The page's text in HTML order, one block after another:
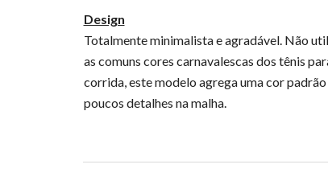
Design
Totalmente minimalista e agradável. Não
as comuns cores carnavalescas dos tênis
corrida, este modelo agrega uma cor padrão
poucos detalhes na malha.